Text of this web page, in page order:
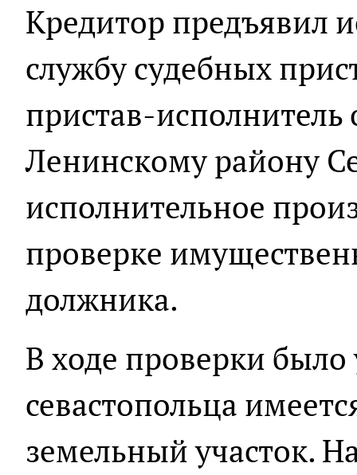
Кредитор предъявил
службу судебных
пристав-исполнитель
Ленинскому району
исполнительное
проверке
должника.
В ходе проверки было
севастопольца
земельный участок.